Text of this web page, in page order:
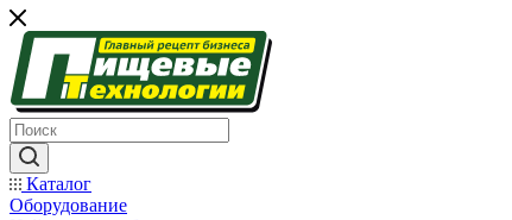
Каталог
Оборудование